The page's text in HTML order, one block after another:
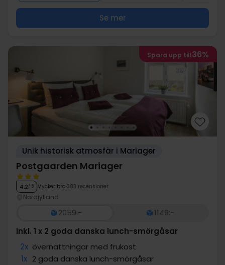
Se mer
Spara upp till36%
Unik historisk atmosfär i Mariager
Postgaarden Mariager
4.2/ 5 Mycket bra 383 recensioner
Nordjylland
2059:-
1149:-
Inkl. 1 x 2 goda danska lunch-smörgåsar
2x övernattningar med frukost
1x 2 goda danska lunch-smörgåsar